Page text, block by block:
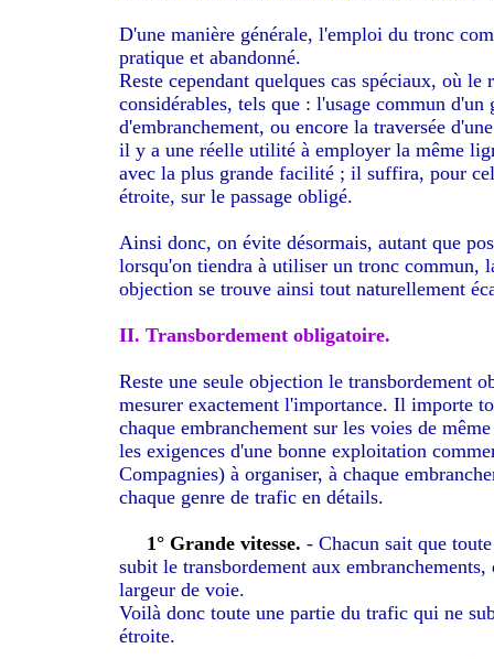
D'une manière générale, l'emploi du tronc
pratique et abandonné.
Reste cependant quelques cas spéciaux, où
considérables, tels que : l'usage commun
d'embranchement, ou encore la traversée
il y a une réelle utilité à employer la même
avec la plus grande facilité ; il suffira, pour
étroite, sur le passage obligé.
Ainsi donc, on évite désormais, autant que
lorsqu'on tiendra à utiliser un tronc commun,
objection se trouve ainsi tout naturellement
II. Transbordement obligatoire.
Reste une seule objection le transbordement
mesurer exactement l'importance. Il importe
chaque embranchement sur les voies de
les exigences d'une bonne exploitation
Compagnies) à organiser, à chaque
chaque genre de trafic en détails.
1° Grande vitesse. - Chacun sait que
subit le transbordement aux
largeur de voie.
Voilà donc toute une partie du trafic qui ne
étroite.